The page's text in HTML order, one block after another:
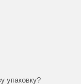
упаковку?